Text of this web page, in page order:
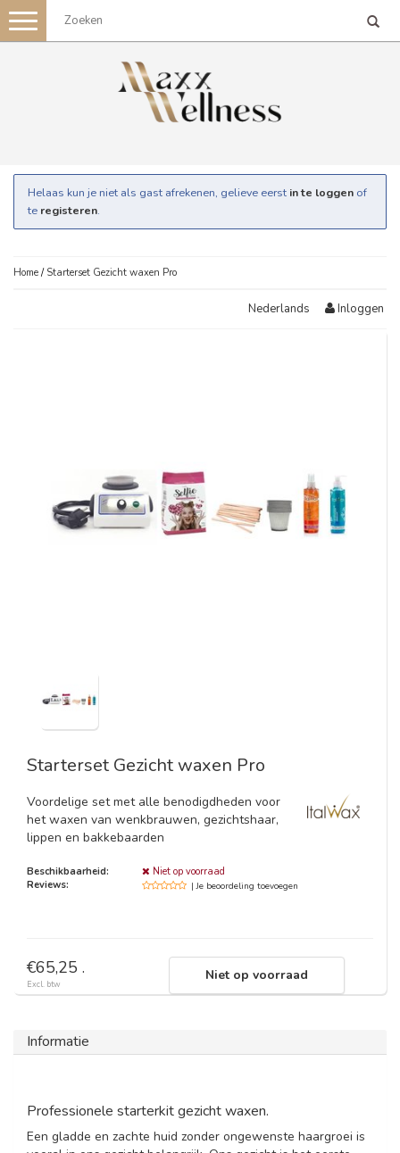
Toggle
navigation
Helaas kun je niet als gast afrekenen, gelieve eerst in te loggen of
te registeren.
Home / Starterset Gezicht waxen Pro
Nederlands Inloggen
Starterset Gezicht waxen Pro
Voordelige set met alle benodigdheden voor
het waxen van wenkbrauwen, gezichtshaar,
lippen en bakkebaarden
Beschikbaarheid:
Niet op voorraad
Reviews:
| Je beoordeling toevoegen
€65,25 .
Excl. btw
Niet op voorraad
Informatie
Professionele starterkit gezicht waxen.
Een gladde en zachte huid zonder ongewenste haargroei is